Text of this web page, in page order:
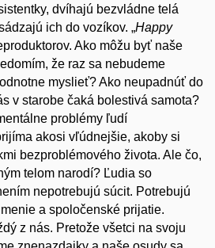
dvíhajú bezvládne telá
ich do vozíkov. „Happy
Ako môžu byť naše
že raz sa nebudeme
myslieť? Ako neupadnúť do
v starobe čaká bolestivá samota?
problémy ľudí
akosi vľúdnejšie, akoby si
bezproblémového života. Ale čo,
telom narodí? Ľudia so
nepotrebujú súcit. Potrebujú
a spoločenské prijatie.
z nás. Pretože všetci na svoju